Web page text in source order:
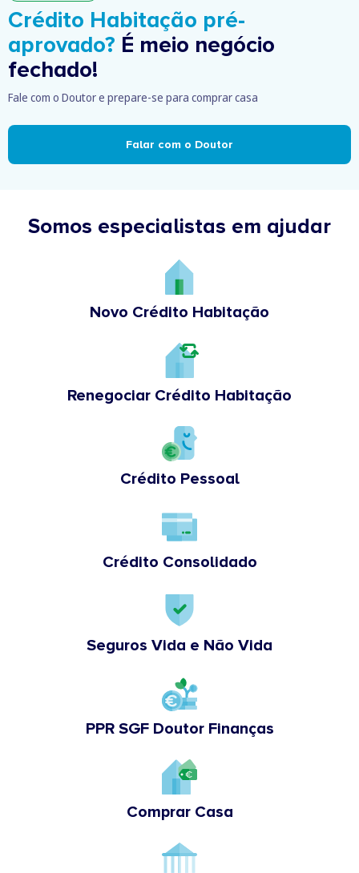
Crédito Habitação pré-
aprovado? É meio negócio
fechado!
Fale com o Doutor e prepare-se para comprar casa
Falar com o Doutor
Somos especialistas em ajudar
Novo Crédito Habitação
Renegociar Crédito Habitação
Crédito Pessoal
Crédito Consolidado
Seguros Vida e Não Vida
PPR SGF Doutor Finanças
Comprar Casa